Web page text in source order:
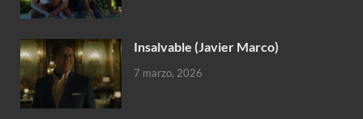
Insalvable (Javier Marco)
7 marzo, 2026